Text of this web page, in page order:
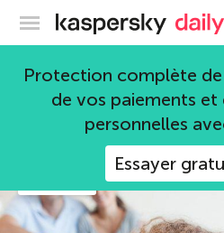
Blog
Protection complète
de vos paiements et
personnelles
Essayer
Marvin
216 articles